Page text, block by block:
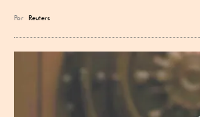
Por Reuters